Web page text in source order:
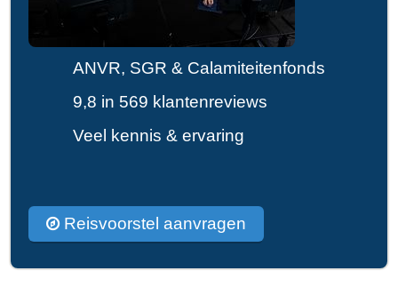
ANVR, SGR & Calamiteitenfonds
9,8 in 569 klantenreviews
Veel kennis & ervaring
Reisvoorstel aanvragen